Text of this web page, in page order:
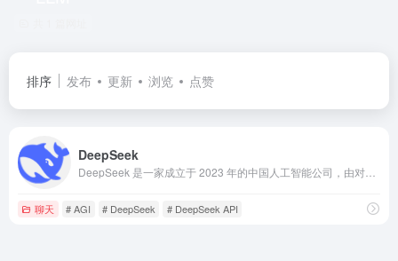
排序 发布 更新 浏览 点赞
DeepSeek
聊天 # AGI # DeepSeek # DeepSeek API